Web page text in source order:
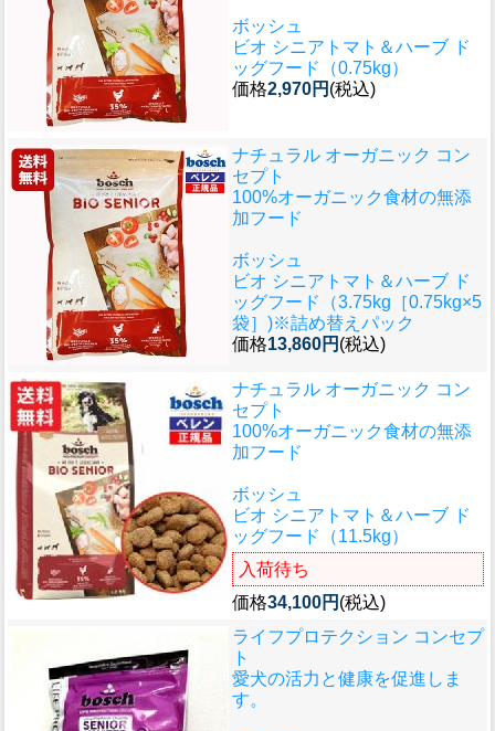
ボッシュ
ビオ シニアトマト＆ハーブ ド
ッグフード（0.75kg）
価格2,970円 (税込)
ナチュラル オーガニック コン
セプト
100%オーガニック食材の無添
加フード
ボッシュ
ビオ シニアトマト＆ハーブ ド
ッグフード（3.75kg［0.75kg×5
袋］)※詰め替えパック
価格13,860円 (税込)
ナチュラル オーガニック コン
セプト
100%オーガニック食材の無添
加フード
ボッシュ
ビオ シニアトマト＆ハーブ ド
ッグフード（11.5kg）
入荷待ち
価格34,100円 (税込)
ライフプロテクション コンセプ
ト
愛犬の活力と健康を促進しま
す。